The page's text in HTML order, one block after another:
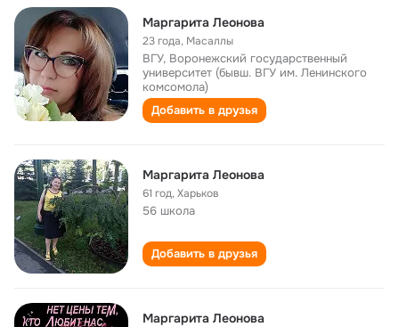
Маргарита Леонова
23 года, Масаллы
ВГУ, Воронежский государственный
университет (бывш. ВГУ им. Ленинского
комсомола)
Добавить в друзья
Маргарита Леонова
61 год,Харьков
56 школа
Добавить в друзья
Маргарита Леонова